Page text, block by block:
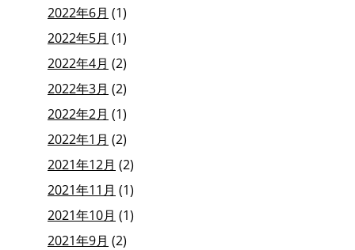
2022年6月 (1)
2022年5月 (1)
2022年4月 (2)
2022年3月 (2)
2022年2月 (1)
2022年1月 (2)
2021年12月 (2)
2021年11月 (1)
2021年10月 (1)
2021年9月 (2)